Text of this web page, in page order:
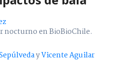
nocturno en BioBioChile.
yVicente Aguilar